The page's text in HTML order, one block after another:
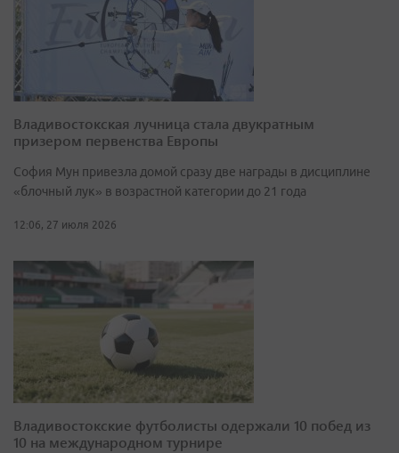
Владивостокская лучница стала двукратным
призером первенства Европы
София Мун привезла домой сразу две награды в дисциплине
«блочный лук» в возрастной категории до 21 года
12:06, 27 июля 2026
Владивостокские футболисты одержали 10 побед из
10 на международном турнире